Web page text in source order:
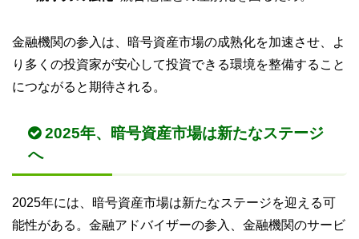
金融機関の参入は、暗号資産市場の成熟化を加速させ、よ
り多くの投資家が安心して投資できる環境を整備すること
につながると期待される。
2025年、暗号資産市場は新たなステージ
へ
2025年には、暗号資産市場は新たなステージを迎える可
能性がある。金融アドバイザーの参入、金融機関のサービ